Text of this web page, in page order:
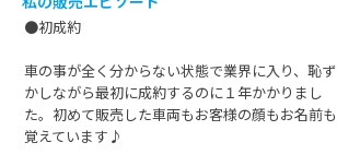
●初成約
車の事が全く分からない状態で業界に入り、恥ず
かしながら最初に成約するのに１年かかりまし
た。初めて販売した車両もお客様の顔もお名前も
覚えています♪